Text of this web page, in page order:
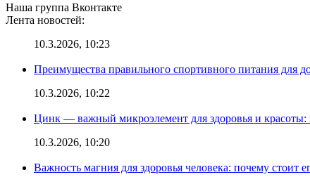
Наша группа Вконтакте
Лента новостей:
10.3.2026, 10:23
Преимущества правильного спортивного питания для
10.3.2026, 10:22
Цинк — важный микроэлемент для здоровья и
10.3.2026, 10:20
Важность магния для здоровья человека: почему стоит